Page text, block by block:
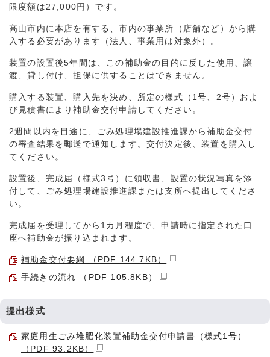
限度額は27,000円）です。
高山市内に本店を有する、市内の事業所（店舗など）から購
入する必要があります（法人、事業用は対象外）。
装置の設置後5年間は、この補助金の目的に反した使用、譲
渡、貸し付け、担保に供することはできません。
購入する装置、購入先を決め、所定の様式（1号、2号）およ
び見積書により補助金交付申請してください。
2週間以内を目途に、ごみ処理場建設推進課から補助金交付
の審査結果を郵送で通知します。交付決定後、装置を購入し
てください。
設置後、完成届（様式3号）に領収書、設置の状況写真を添
付して、ごみ処理場建設推進課または支所へ提出してくださ
い。
完成届を受理してから1カ月程度で、申請時に指定された口
座へ補助金が振り込まれます。
補助金交付要綱 （PDF 144.7KB）
手続きの流れ （PDF 105.8KB）
提出様式
家庭用生ごみ堆肥化装置補助金交付申請書（様式1号）
（PDF 93.2KB）